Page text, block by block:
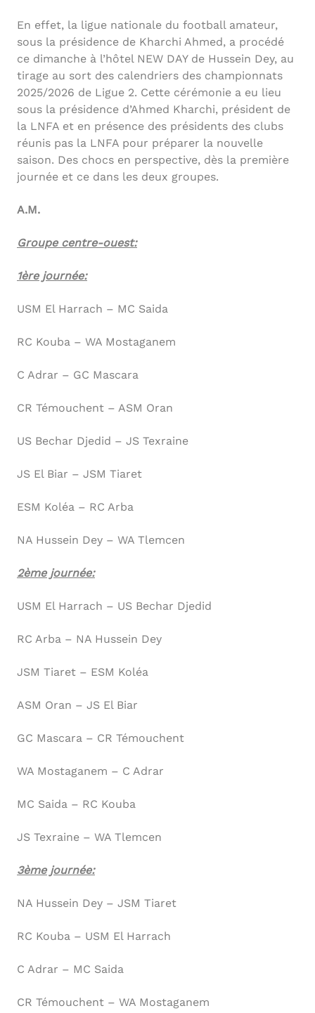
En effet, la ligue nationale du football amateur,
sous la présidence de Kharchi Ahmed, a procédé
ce dimanche à l’hôtel NEW DAY de Hussein Dey, au
tirage au sort des calendriers des championnats
2025/2026 de Ligue 2. Cette cérémonie a eu lieu
sous la présidence d’Ahmed Kharchi, président de
la LNFA et en présence des présidents des clubs
réunis pas la LNFA pour préparer la nouvelle
saison. Des chocs en perspective, dès la première
journée et ce dans les deux groupes.
A.M.
Groupe centre-ouest:
1ère journée:
USM El Harrach – MC Saida
RC Kouba – WA Mostaganem
C Adrar – GC Mascara
CR Témouchent – ASM Oran
US Bechar Djedid – JS Texraine
JS El Biar – JSM Tiaret
ESM Koléa – RC Arba
NA Hussein Dey – WA Tlemcen
2ème journée:
USM El Harrach – US Bechar Djedid
RC Arba – NA Hussein Dey
JSM Tiaret – ESM Koléa
ASM Oran – JS El Biar
GC Mascara – CR Témouchent
WA Mostaganem – C Adrar
MC Saida – RC Kouba
JS Texraine – WA Tlemcen
3ème journée:
NA Hussein Dey – JSM Tiaret
RC Kouba – USM El Harrach
C Adrar – MC Saida
CR Témouchent – WA Mostaganem